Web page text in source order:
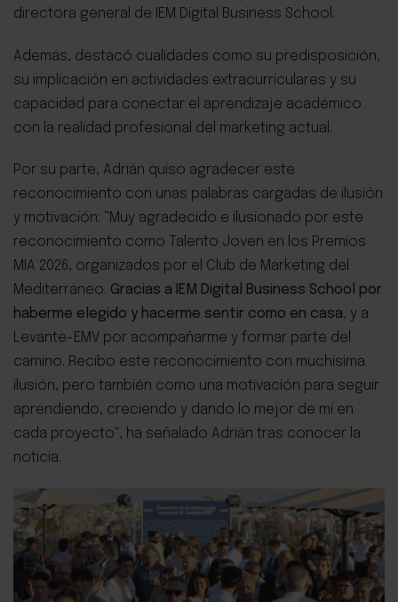
directora general de IEM Digital Business School.
Además, destacó cualidades como su predisposición,
su implicación en actividades extracurriculares y su
capacidad para conectar el aprendizaje académico
con la realidad profesional del marketing actual.
Por su parte, Adrián quiso agradecer este
reconocimiento con unas palabras cargadas de ilusión
y motivación:
“Muy agradecido e ilusionado por este
reconocimiento como Talento Joven en los Premios
MIA 2026, organizados por el Club de Marketing del
Mediterráneo. Gracias a IEM Digital Business School por
haberme elegido y hacerme sentir como en casa, y a
Levante-EMV por acompañarme y formar parte del
camino. Recibo este reconocimiento con muchísima
ilusión, pero también como una motivación para seguir
aprendiendo, creciendo y dando lo mejor de mí en
cada proyecto”, ha señalado Adrián tras conocer la
noticia.